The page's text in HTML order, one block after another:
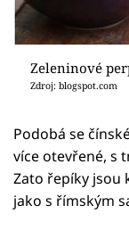
Zeleninové
Zdroj: blogspot.com
Podobá se
více otevřené, s
Zato řepíky jsou
jako s římským